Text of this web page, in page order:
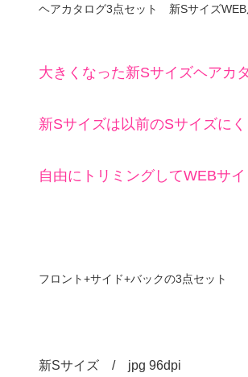
ヘアカタログ3点セット 新Sサイズ
大きくなった新Sサイズヘアカ
新Sサイズは以前のSサイズに
自由にトリミングしてWEBサ
フロント+サイド+バックの3点セット
新Sサイズ / jpg 96dpi